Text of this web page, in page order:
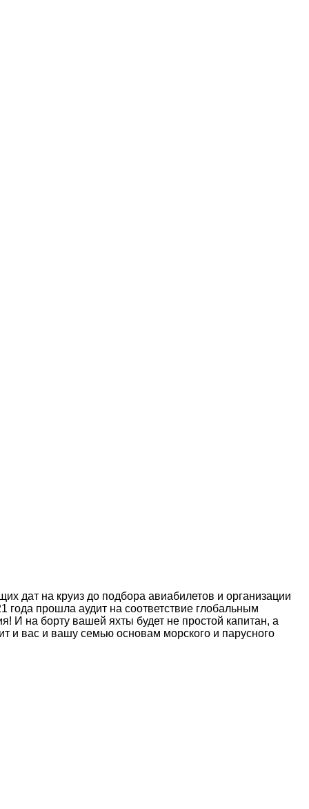
дат на круиз до подбора авиабилетов и организации
прошла аудит на соответствие глобальным
И на борту вашей яхты будет не простой капитан, а
и вас и вашу семью основам морского и парусного